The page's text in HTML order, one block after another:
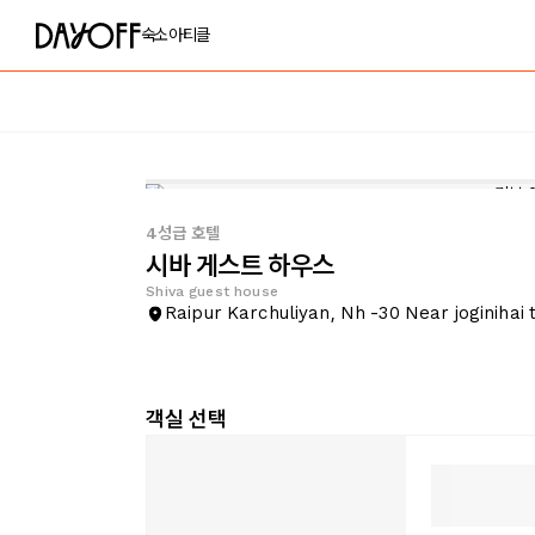
숙소아티클
4성급 호텔
시바 게스트 하우스
Shiva guest house
Raipur Karchuliyan, Nh -30 Near
객실 선택